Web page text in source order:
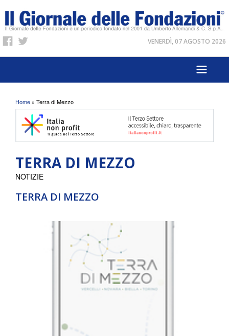
VENERDÌ, 07 AGOSTO 2026
Tu sei qui
Home » Terra di Mezzo
TERRA DI MEZZO
TERRA DI MEZZO
NOTIZIE